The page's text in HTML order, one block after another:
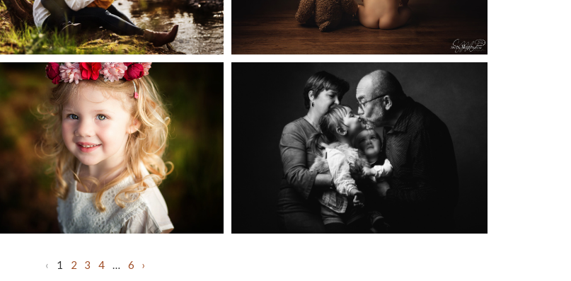
SÉANCE PHOTO FAMILLE | PHOTOGRAPHE
MÂCON ENFANT | SÂONE&LOIRE
SÉANCE PHOTO FAMILLE | PHOTOGRAPHE
FAMILLE | MÂCON
‹ 1 2 3 4 … 6 ›